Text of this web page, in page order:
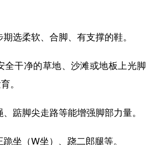
选柔软、合脚、有支撑的鞋。
干净的草地、沙滩或地板上光脚
。
踮脚尖走路等能增强脚部力量。
坐（W坐）、跷二郎腿等。